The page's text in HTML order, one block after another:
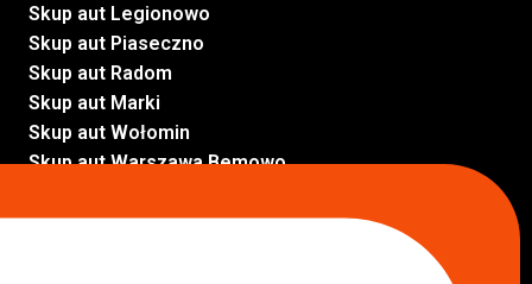
Skup aut Legionowo
Skup aut Piaseczno
Skup aut Radom
Skup aut Marki
Skup aut Wołomin
Skup aut Warszawa Bemowo
Lokalizacje